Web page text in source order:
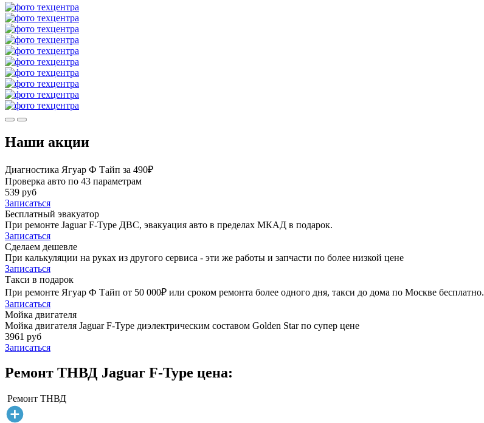
Наши акции
Диагностика Ягуар Ф Тайп за 490₽
Проверка авто по 43 параметрам
539 руб
Записаться
Бесплатный эвакуатор
При ремонте Jaguar F-Type ДВС, эвакуация авто в пределах МКАД в подарок.
Записаться
Сделаем дешевле
При калькуляции на руках из другого сервиса - эти же работы и запчасти по более низкой цене
Записаться
Такси в подарок
При ремонте Ягуар Ф Тайп от 50 000₽ или сроком ремонта более одного дня, такси до дома по Москве бесплатно.
Записаться
Мойка двигателя
Мойка двигателя Jaguar F-Type диэлектрическим составом Golden Star по супер цене
3961 руб
Записаться
Ремонт ТНВД Jaguar F-Type цена:
Ремонт ТНВД